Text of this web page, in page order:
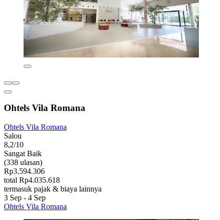
Ohtels Vila Romana
Ohtels Vila Romana
Salou
8,2/10
Sangat Baik
(338 ulasan)
Rp3.594.306
total Rp4.035.618
termasuk pajak & biaya lainnya
3 Sep - 4 Sep
Ohtels Vila Romana